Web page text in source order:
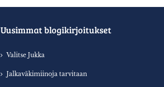
Uusimmat blogikirjoitukset
Valitse Jukka
Jalkaväkimiinoja tarvitaan